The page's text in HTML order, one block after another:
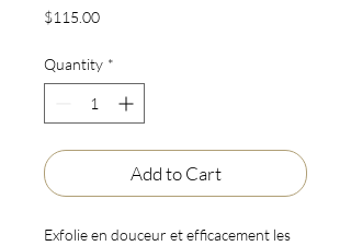
$115.00Price
Quantity *
Add to Cart
Exfolie en douceur et efficacement les